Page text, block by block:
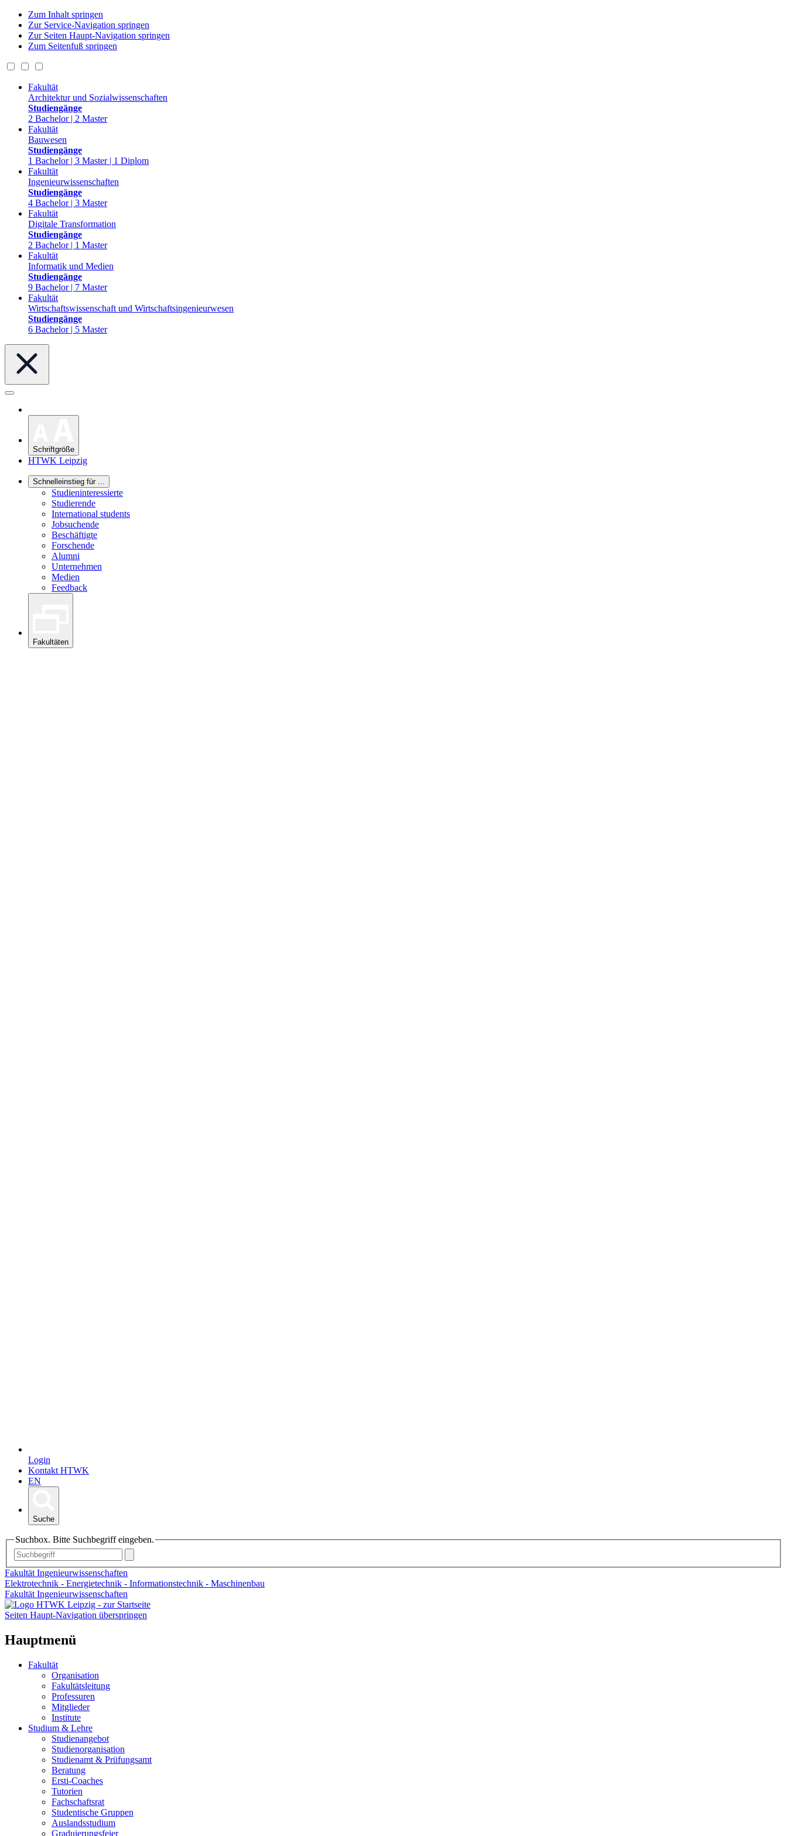
Zum Inhalt springen
Zur Service-Navigation springen
Zur Seiten Haupt-Navigation springen
Zum Seitenfuß springen
Fakultät
Architektur und Sozialwissenschaften
Studiengänge
2 Bachelor | 2 Master
Fakultät
Bauwesen
Studiengänge
1 Bachelor | 3 Master | 1 Diplom
Fakultät
Ingenieurwissenschaften
Studiengänge
4 Bachelor | 3 Master
Fakultät
Digitale Transformation
Studiengänge
2 Bachelor | 1 Master
Fakultät
Informatik und Medien
Studiengänge
9 Bachelor | 7 Master
Fakultät
Wirtschaftswissenschaft und Wirtschaftsingenieurwesen
Studiengänge
6 Bachelor | 5 Master
Schriftgröße
HTWK Leipzig
Schnelleinstieg für ...
Studieninteressierte
Studierende
International students
Jobsuchende
Beschäftigte
Forschende
Alumni
Unternehmen
Medien
Feedback
Fakultäten
Login
Kontakt HTWK
EN
Suche
Suchbox. Bitte Suchbegriff eingeben.
Fakultät Ingenieurwissenschaften
Elektrotechnik - Energietechnik - Informationstechnik - Maschinenbau
Fakultät Ingenieurwissenschaften
Seiten Haupt-Navigation überspringen
Hauptmenü
Fakultät
Organisation
Fakultätsleitung
Professuren
Mitglieder
Institute
Studium & Lehre
Studienangebot
Studienorganisation
Studienamt & Prüfungsamt
Beratung
Ersti-Coaches
Tutorien
Fachschaftsrat
Studentische Gruppen
Auslandsstudium
Graduierungsfeier